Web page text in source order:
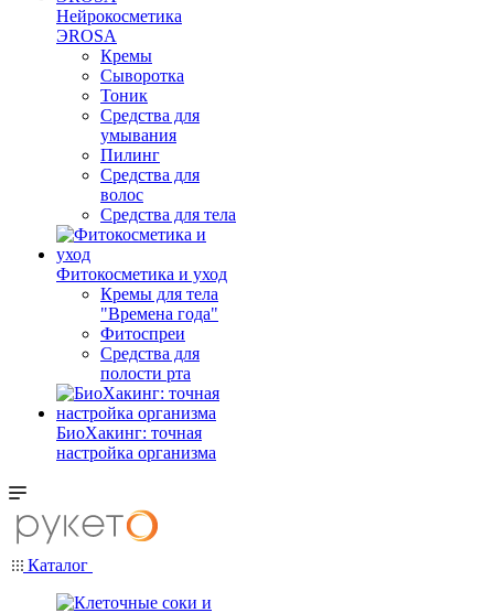
Нейрокосметика
ЭROSA
Кремы
Сыворотка
Тоник
Средства для
умывания
Пилинг
Средства для
волос
Средства для тела
Фитокосметика и уход
Кремы для тела
"Времена года"
Фитоспреи
Средства для
полости рта
БиоХакинг: точная
настройка организма
Каталог